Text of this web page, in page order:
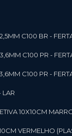
C100 BR -
C100 PR -
C100 PR -
LAR
10X10CM
VERMELHO